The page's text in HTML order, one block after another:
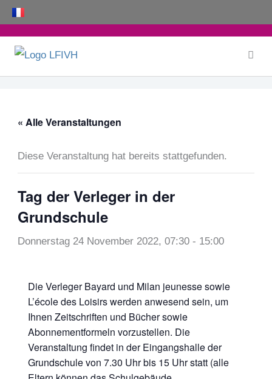
Zum
Inhalt
springen
« Alle Veranstaltungen
Diese Veranstaltung hat bereits stattgefunden.
Tag der Verleger in der
Grundschule
Donnerstag 24 November 2022, 07:30 - 15:00
Die Verleger Bayard und Milan jeunesse sowie
L’école des Loisirs werden anwesend sein, um
Ihnen Zeitschriften und Bücher sowie
Abonnementformeln vorzustellen. Die
Veranstaltung findet in der Eingangshalle der
Grundschule von 7.30 Uhr bis 15 Uhr statt (alle